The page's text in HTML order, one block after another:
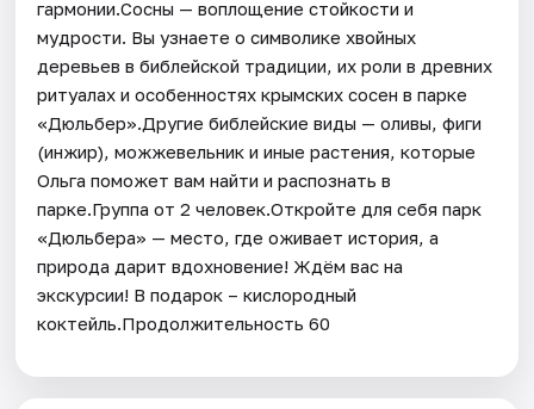
гармонии.Сосны — воплощение стойкости и
мудрости. Вы узнаете о символике хвойных
деревьев в библейской традиции, их роли в древних
ритуалах и особенностях крымских сосен в парке
«Дюльбер».Другие библейские виды — оливы, фиги
(инжир), можжевельник и иные растения, которые
Ольга поможет вам найти и распознать в
парке.Группа от 2 человек.Откройте для себя парк
«Дюльбера» — место, где оживает история, а
природа дарит вдохновение! Ждём вас на
экскурсии! В подарок – кислородный
коктейль.Продолжительность 60